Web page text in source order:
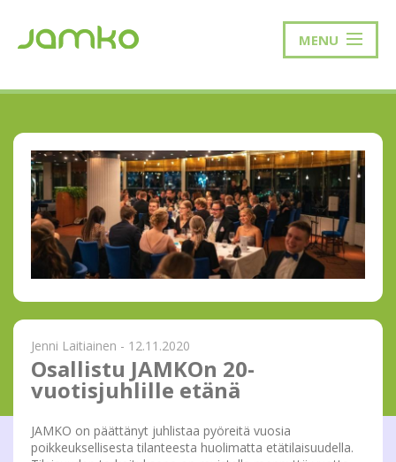
MENU
Jenni Laitiainen - 12.11.2020
Osallistu JAMKOn 20-
vuotisjuhlille etänä
JAMKO on päättänyt juhlistaa pyöreitä vuosia
poikkeuksellisesta tilanteesta huolimatta etätilaisuudella.